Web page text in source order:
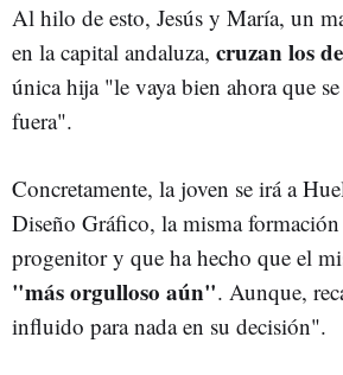
Al hilo de esto, Jesús y María, un
en la capital andaluza, cruzan los
única hija "le vaya bien ahora que
fuera".
Concretamente, la joven se irá a
Diseño Gráfico, la misma
progenitor y que ha hecho que el
"más orgulloso aún". Aunque,
influido para nada en su decisión".